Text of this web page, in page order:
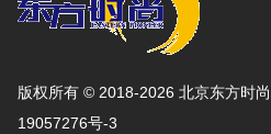
版权所有 © 2018-2026 北京东方时
19057276号-3